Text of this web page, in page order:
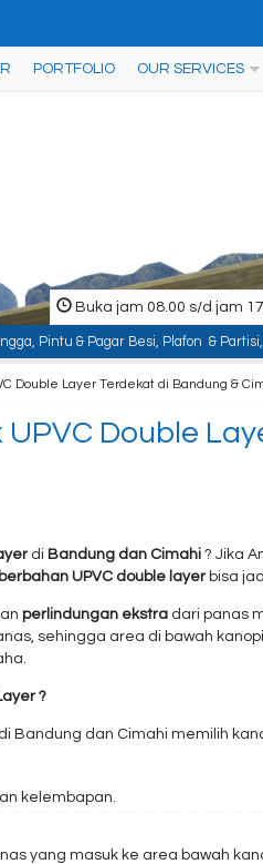
PORTFOLIO OUR SERVICES
Buka jam 08.00 s/d jam
Besi, Plafon & Partisi, Instalasi Listrik.
Double Layer Terdekat di Bandung &
Double
di Bandung dan Cimahi? Jika
UPVC double layerbisa
perlindungan ekstra dari panas
sehingga area di bawah
?
Bandung dan Cimahi memilih
kelembapan.
yang masuk ke area bawah